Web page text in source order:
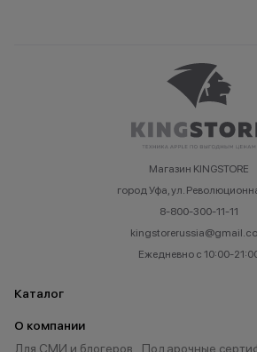
Магазин KINGSTORE
город Уфа, ул.
8-800-300-11-11
Ежедневно с 10:00-
Каталог
О компании
Для СМИ и блогеров
Подарочные